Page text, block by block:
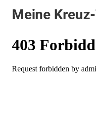
Meine